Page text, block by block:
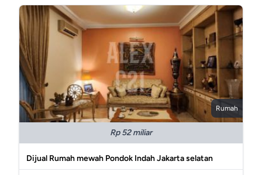
Rumah
Rp 52 miliar
Dijual Rumah mewah Pondok Indah Jakarta selatan